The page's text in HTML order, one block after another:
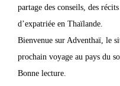
partage des conseils, des
d’expatriée en Thaïlande.
Bienvenue sur Adventhaï, le
prochain voyage au pays du
Bonne lecture.